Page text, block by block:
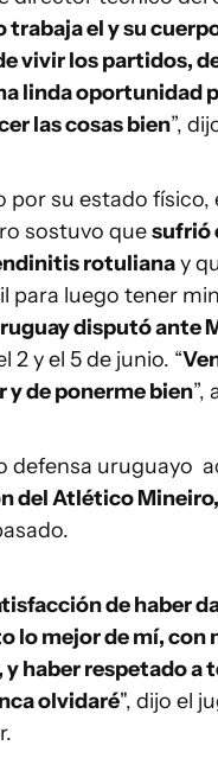
trabaja el y su
vivir los partidos,
linda oportunidad
las cosas bien”,
por su estado físico,
sostuvo quesufrió
rotulianay
para luego tener
disputó ante
2 y el 5 de junio. “
y de ponerme bien”,
defensa uruguayo
del Atlético Mineiro,
de haber
lo mejor de mí, con
haber respetado a
olvidaré", dijo el